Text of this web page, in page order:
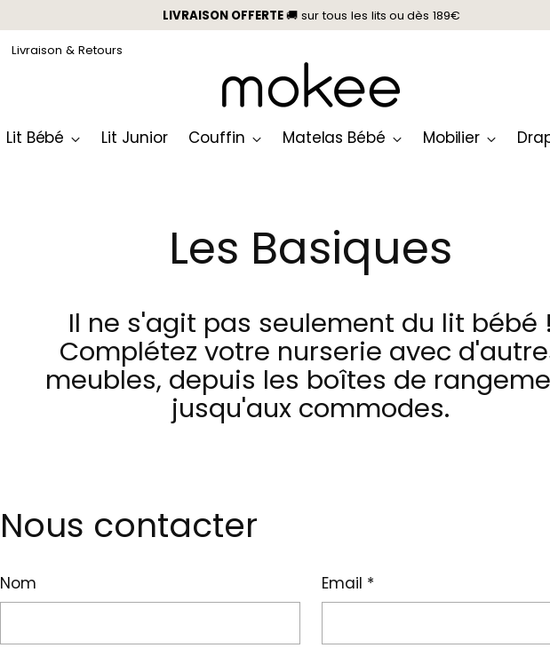
LIVRAISON OFFERTE🚚 sur tous les lits ou dès 189€
Livraison & Retours
Lit Bébé Lit Junior Couffin Matelas Bébé Mobilier
Les Basiques
Il ne s'agit pas seulement du lit bébé !
Complétez votre nurserie avec
meubles, depuis les boîtes de
jusqu'aux commodes.
Nous contacter
Nom Email *